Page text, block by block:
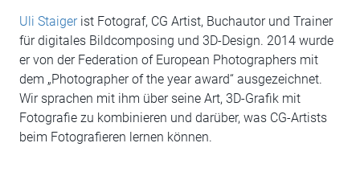
Uli Staigerist Fotograf, CG Artist, Buchautor und Trainer
für digitales Bildcomposing und 3D-Design. 2014 wurde
er von der Federation of European Photographers mit
dem „Photographer of the year award“ ausgezeichnet.
Wir sprachen mit ihm über seine Art, 3D-Grafik mit
Fotografie zu kombinieren und darüber, was CG-Artists
beim Fotografieren lernen können.